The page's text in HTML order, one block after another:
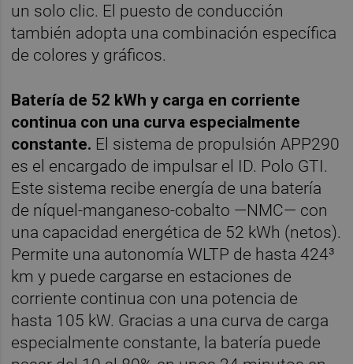
un solo clic. El puesto de conducción
también adopta una combinación específica
de colores y gráficos.
Batería de 52 kWh y carga en corriente
continua con una curva especialmente
constante. El sistema de propulsión APP290
es el encargado de impulsar el ID. Polo GTI.
Este sistema recibe energía de una batería
de níquel-manganeso-cobalto —NMC— con
una capacidad energética de 52 kWh (netos).
Permite una autonomía WLTP de hasta 424³
km y puede cargarse en estaciones de
corriente continua con una potencia de
hasta 105 kW. Gracias a una curva de carga
especialmente constante, la batería puede